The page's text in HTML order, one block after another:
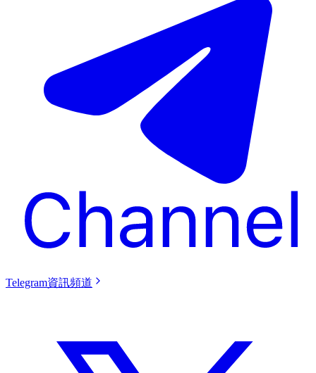
Telegram資訊頻道